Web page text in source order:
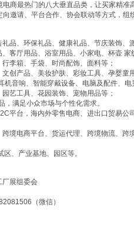
商最热门的八大垂直品类，让买家精准
邀请、平台合作、协会联动等方式，组
品、环保礼品、健康礼品、节庆装饰、
客厅用品、浴室用品、小家电、杯壶
李箱、手袋、时尚配饰、面料等；
创产品、美妆护肤、彩妆工具、孕婴童
机音响、智能穿戴设备、电脑及配件、
艺工具、花园装饰、宠物用品等；
满足小众市场与个性化需求。
平台，海内外零售电商、进出口贸易公
境电商平台、货运代理、跨境物流、跨
、产业基地、园区等。
厂展组委会
（微信）